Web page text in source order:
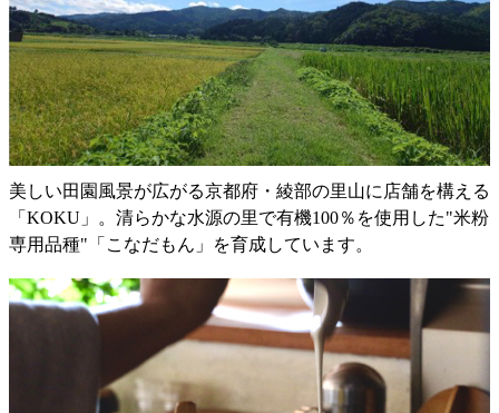
美しい田園風景が広がる京都府・綾部の里山に店舗を構える
「KOKU」。清らかな水源の里で有機100％を使用した"米粉
専用品種"「こなだもん」を育成しています。